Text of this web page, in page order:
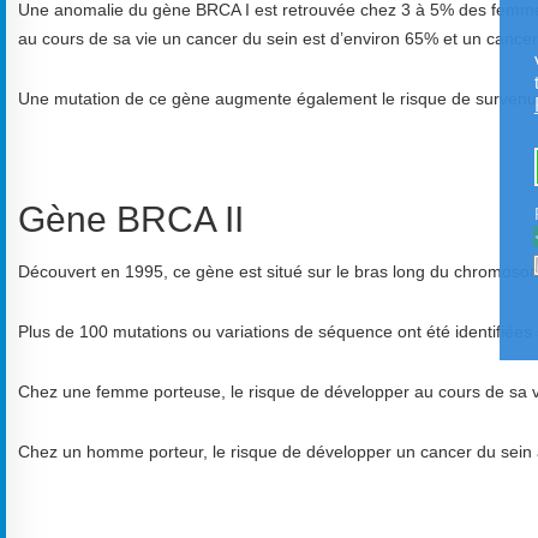
Une anomalie du gène BRCA I est retrouvée chez 3 à 5% des
au cours de sa vie un cancer du sein est d’environ 65% et un cancer
Une mutation de ce gène augmente également le risque de
Gène BRCA II
Découvert en 1995, ce gène est situé sur le bras long du
Plus de 100 mutations ou variations de séquence ont été identifiées
Chez une femme porteuse, le risque de développer au cours de sa
Chez un homme porteur, le risque de développer un cancer du sein